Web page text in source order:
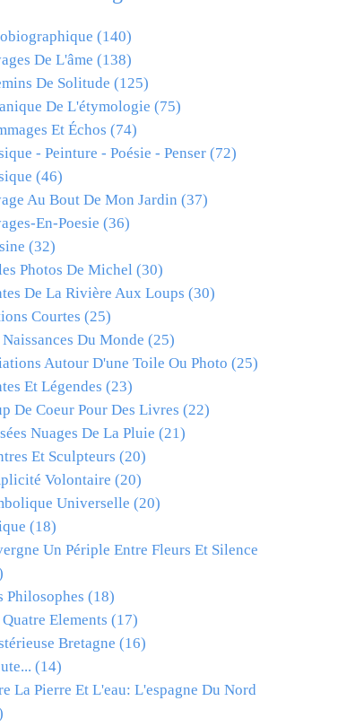
(140)
De L'âme (138)
De Solitude (125)
De L'étymologie (75)
Et Échos (74)
- Peinture - Poésie - Penser (72)
(46)
Au Bout De Mon Jardin (37)
En-Poesie (36)
(32)
Photos De Michel (30)
De La Rivière Aux Loups (30)
Courtes (25)
Du Monde (25)
Autour D'une Toile Ou Photo (25)
Et Légendes (23)
De Coeur Pour Des Livres (22)
Nuages De La Pluie (21)
Et Sculpteurs (20)
Volontaire (20)
Universelle (20)
(18)
Un Périple Entre Fleurs Et Silence
Philosophes (18)
Elements (17)
Bretagne (16)
(14)
La Pierre Et L'eau: L'espagne Du Nord